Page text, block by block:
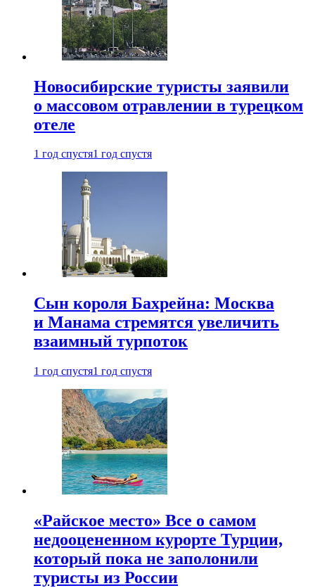
Новосибирские туристы заявили
о массовом отравлении в турецком
отеле
1 год спустя1 год спустя
Сын короля Бахрейна: Москва
и Манама стремятся увеличить
взаимный турпоток
1 год спустя1 год спустя
«Райское место» Все о самом
недооцененном курорте Турции,
который пока не заполонили
туристы из России